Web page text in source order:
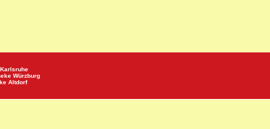
Karlsruhe
Würzburg
Altdorf